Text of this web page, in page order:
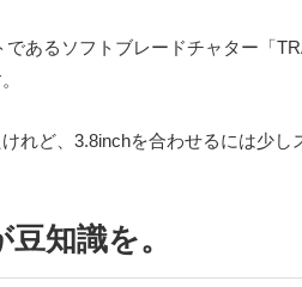
あるソフトブレードチャター「
れど、 3.8inchを合わせるには少し
知識を。